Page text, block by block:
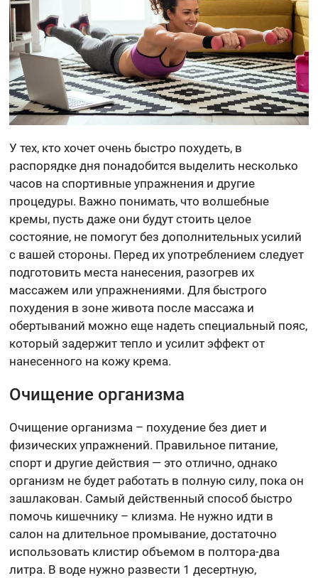
У тех, кто хочет очень быстро похудеть, в
распорядке дня понадобится выделить несколько
часов на спортивные упражнения и другие
процедуры. Важно понимать, что волшебные
кремы, пусть даже они будут стоить целое
состояние, не помогут без дополнительных усилий
с вашей стороны. Перед их употреблением следует
подготовить места нанесения, разогрев их
массажем или упражнениями. Для быстрого
похудения в зоне живота после массажа и
обертываний можно еще надеть специальный пояс,
который задержит тепло и усилит эффект от
нанесенного на кожу крема.
Очищение организма
Очищение организма – похудение без диет и
физических упражнений. Правильное питание,
спорт и другие действия — это отлично, однако
организм не будет работать в полную силу, пока он
зашлакован. Самый действенный способ быстро
помочь кишечнику – клизма. Не нужно идти в
салон на длительное промывание, достаточно
использовать клистир объемом в полтора-два
литра. В воде нужно развести 1 десертную,